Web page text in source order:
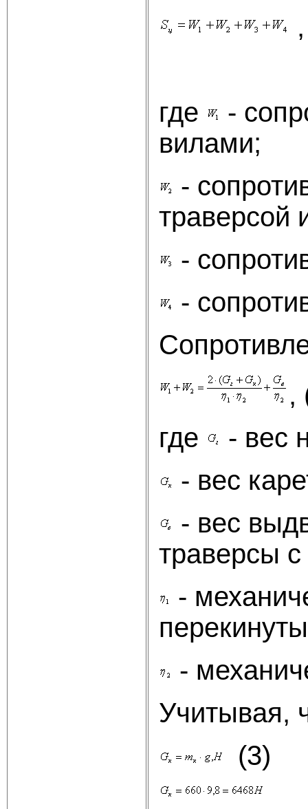
где
-
вилами;
-
траверсой
-
-
,
где
- вес
- вес
- вес
траверсы
-
-
Учитывая,
(3)